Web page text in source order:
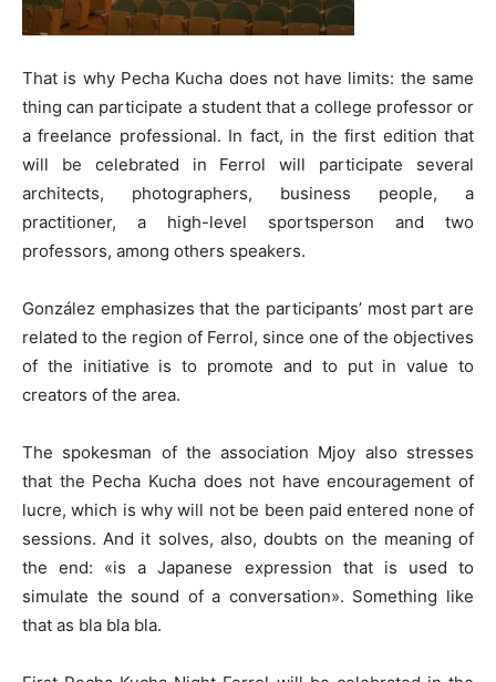
That is why Pecha Kucha does not have limits: the same
thing can participate a student that a college professor or
a freelance professional. In fact, in the first edition that
will be celebrated in Ferrol will participate several
architects, photographers, business people, a
practitioner, a high-level sportsperson and two
professors, among others speakers.
González emphasizes that the participants’ most part are
related to the region of Ferrol, since one of the objectives
of the initiative is to promote and to put in value to
creators of the area.
The spokesman of the association Mjoy also stresses
that the Pecha Kucha does not have encouragement of
lucre, which is why will not be been paid entered none of
sessions. And it solves, also, doubts on the meaning of
the end: «is a Japanese expression that is used to
simulate the sound of a conversation». Something like
that as bla bla bla.